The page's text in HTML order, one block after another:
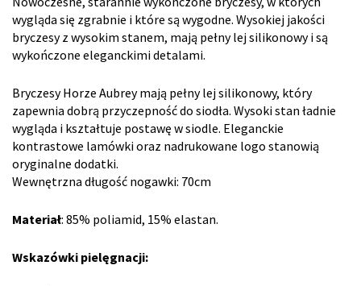
wygląda się zgrabnie i które są wygodne. Wysokiej jakości
bryczesy z wysokim stanem, mają pełny lej silikonowy i są
wykończone eleganckimi detalami.
Bryczesy Horze Aubrey mają pełny lej silikonowy, który
zapewnia dobrą przyczepność do siodła. Wysoki stan ładnie
wygląda i kształtuje postawę w siodle. Eleganckie
kontrastowe lamówki oraz nadrukowane logo stanowią
oryginalne dodatki.
Wewnętrzna długość nogawki: 70cm
Materiał: 85% poliamid, 15% elastan.
Wskazówki pielęgnacji: